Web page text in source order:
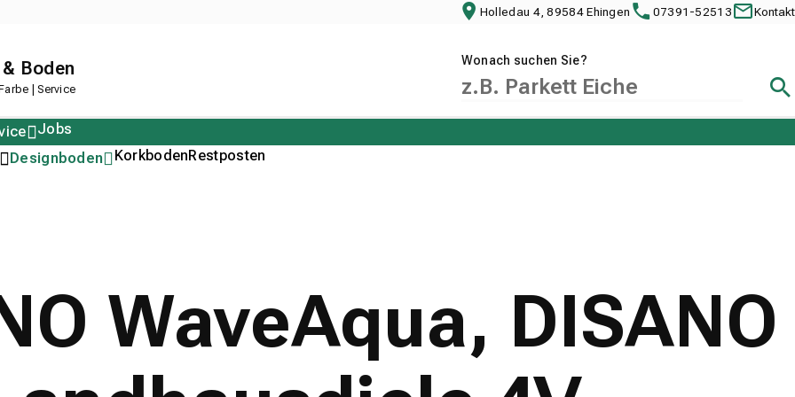
Holledau 4, 89584 Ehingen 07391-52513 Kontakt
Boden
| Service
Wonach suchen Sie?
Designboden KorkbodenRestposten
Jobs
WaveAqua, DISANO